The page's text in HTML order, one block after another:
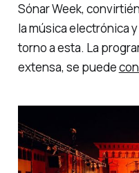
Sónar Week,
la música electrónica
torno a esta. La
extensa, se puede